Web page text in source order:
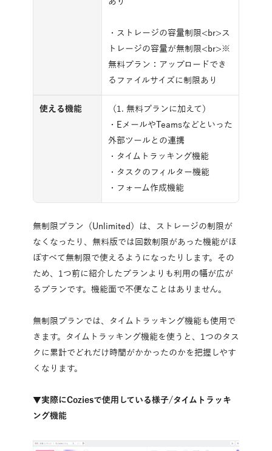
・ストレージの容量制限<br>ス
トレージの容量が無制限<br>※
無料プラン：アップロードでき
るファイルサイズに制限あり
使える機能
（1. 無料プランに加えて）
・EメールやTeamsなどといった
外部ツールとの連携
・タイムトラッキング機能
・タスクのフィルター機能
・フォーム作成機能
無制限プラン（Unlimited）は、ストレージの制限が
なくなったり、無料版では回数制限があった機能がほ
ぼすべて無制限で使えるようになったりします。その
ため、1つ前に紹介したプランよりも利用の幅が広が
るプランです。機能面で不便なことはありません。
無制限プランでは、タイムトラッキング機能も使用で
きます。タイムトラッキング機能を使うと、1つのタス
クに累計でどれだけ時間がかかったのかを把握しやす
くなります。
▼実際にCoziesで使用している様子/タイムトラッキ
ング機能